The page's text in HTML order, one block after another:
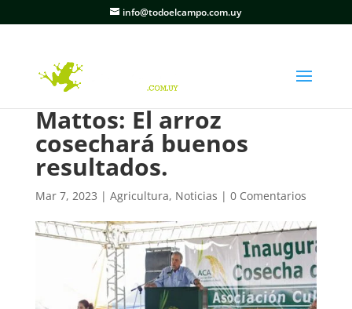
info@todoelcampo.com.uy
Mattos: El arroz
cosechará buenos
resultados.
Mar 7, 2023 | Agricultura, Noticias | 0 Comentarios